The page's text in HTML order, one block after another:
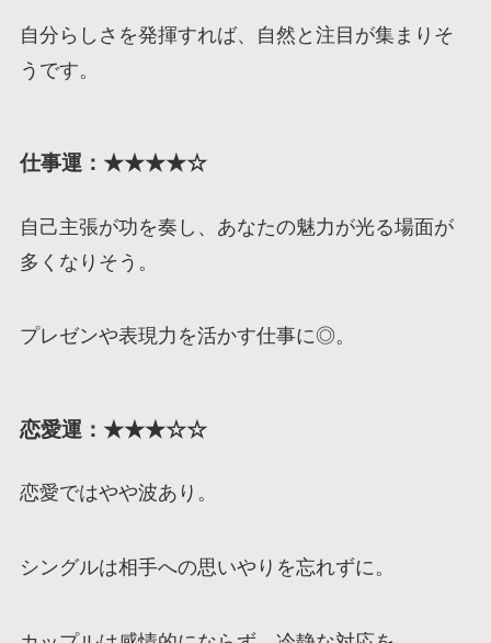
自分らしさを発揮すれば、自然と注目が集まりそ
うです。
仕事運：★★★★☆
自己主張が功を奏し、あなたの魅力が光る場面が
多くなりそう。
プレゼンや表現力を活かす仕事に◎。
恋愛運：★★★☆☆
恋愛ではやや波あり。
シングルは相手への思いやりを忘れずに。